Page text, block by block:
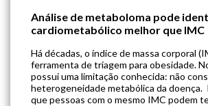
Análise de metaboloma pode
cardiometabólico melhor que IMC
Há décadas, o índice de massa corporal
ferramenta de triagem para obesidade.
possui uma limitação conhecida: não
heterogeneidade metabólica da doença.
que pessoas com o mesmo IMC podem